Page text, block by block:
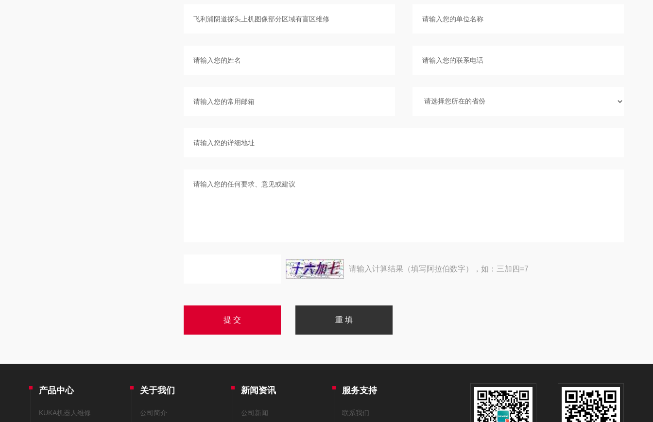
请输入计算结果（填写阿拉伯数字），如：三加四=7
产品中心
KUKA机器人维修
关于我们
公司简介
新闻资讯
公司新闻
服务支持
联系我们